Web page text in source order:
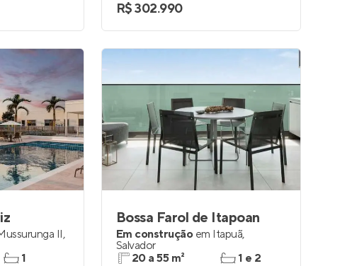
R$ 302.990
II,
1
Bossa Farol de Itapoan
Em construção em Itapuã,
Salvador
20 a 55 m²
1 e 2